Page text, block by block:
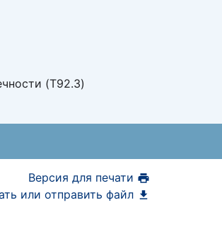
(T92.3)
Версия для печати
или отправить файл